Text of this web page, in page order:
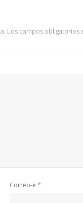
Los campos obligatorios
Correo-e *